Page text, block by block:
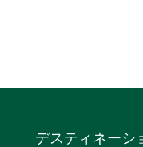
デスティネーシ